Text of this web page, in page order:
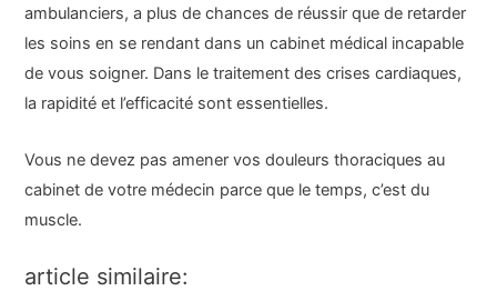
ambulanciers, a plus de chances de réussir que de retarder
les soins en se rendant dans un cabinet médical incapable
de vous soigner. Dans le traitement des crises cardiaques,
la rapidité et l’efficacité sont essentielles.
Vous ne devez pas amener vos douleurs thoraciques au
cabinet de votre médecin parce que le temps, c’est du
muscle.
article similaire: